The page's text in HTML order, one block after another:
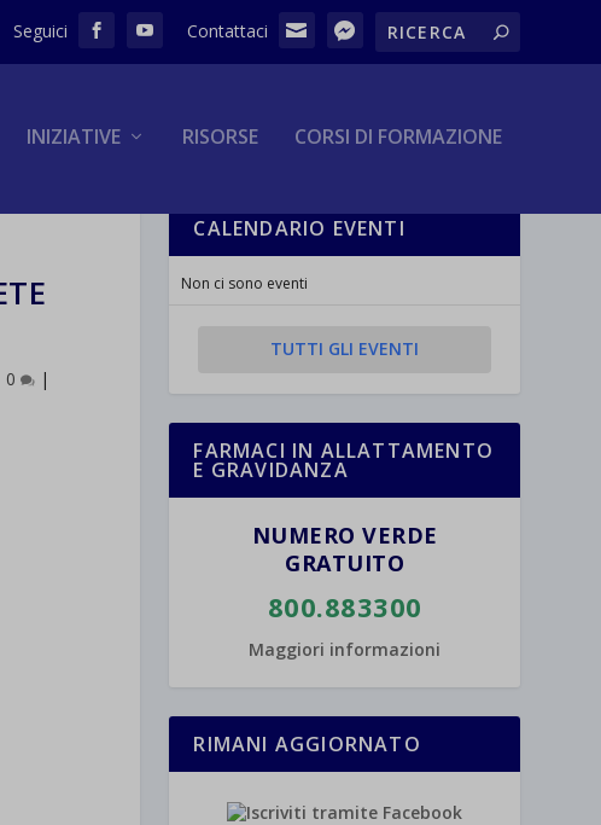
INIZIATIVE RISORSE CORSI DI FORMAZIONE
0 |
CALENDARIO EVENTI
Non ci sono eventi
TUTTI GLI EVENTI
FARMACI IN ALLATTAMENTO
E GRAVIDANZA
NUMERO VERDE
GRATUITO
800.883300
Maggiori informazioni
RIMANI AGGIORNATO